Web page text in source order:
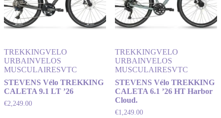
TREKKINGVELO
URBAINVELOS
MUSCULAIRESVTC
STEVENS Vélo TREKKING
CALETA 9.1 LT ’26
€2,249.00
TREKKINGVELO
URBAINVELOS
MUSCULAIRESVTC
STEVENS Vélo TREKKING
CALETA 6.1 ’26 HT Harbor
Cloud.
€1,249.00